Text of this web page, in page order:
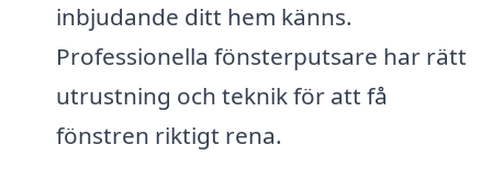
inbjudande ditt hem känns.
Professionella fönsterputsare har rätt
utrustning och teknik för att få
fönstren riktigt rena.